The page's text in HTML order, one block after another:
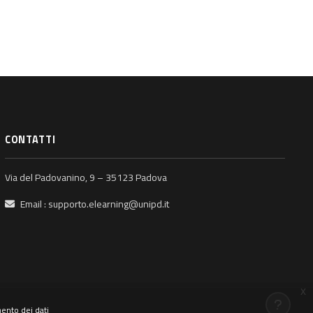
dei dati
x
CONTATTI
Via del Padovanino, 9 – 35123 Padova
Email : supporto.elearning@unipd.it